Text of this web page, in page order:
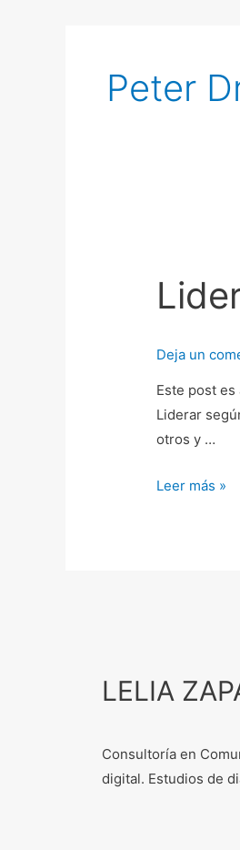
Peter
Deja un
Este post
Liderar
otros y …
Leer más »
LELIA
Consultoría en
digital. Estudios de